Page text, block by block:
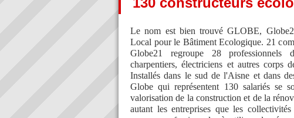
Le nom est bien trouvé GLOBE,
Local pour le Bâtiment Ecologique. 21
Globe21 regroupe 28 professionnels
charpentiers, électriciens et autres corps
Installés dans le sud de l'Aisne et dans
Globe qui représentent 130 salariés se
valorisation de la construction et de la
autant les entreprises que les